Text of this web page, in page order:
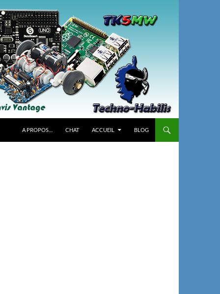
A PROPOS… CHAT ACCUEIL BLOG